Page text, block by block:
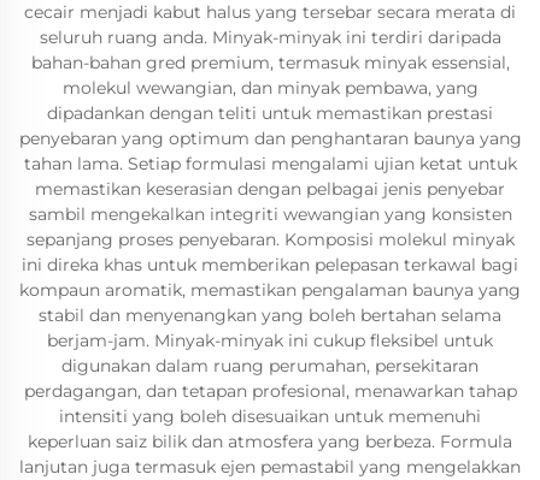
cecair menjadi kabut halus yang tersebar secara merata di
seluruh ruang anda. Minyak-minyak ini terdiri daripada
bahan-bahan gred premium, termasuk minyak essensial,
molekul wewangian, dan minyak pembawa, yang
dipadankan dengan teliti untuk memastikan prestasi
penyebaran yang optimum dan penghantaran baunya yang
tahan lama. Setiap formulasi mengalami ujian ketat untuk
memastikan keserasian dengan pelbagai jenis penyebar
sambil mengekalkan integriti wewangian yang konsisten
sepanjang proses penyebaran. Komposisi molekul minyak
ini direka khas untuk memberikan pelepasan terkawal bagi
kompaun aromatik, memastikan pengalaman baunya yang
stabil dan menyenangkan yang boleh bertahan selama
berjam-jam. Minyak-minyak ini cukup fleksibel untuk
digunakan dalam ruang perumahan, persekitaran
perdagangan, dan tetapan profesional, menawarkan tahap
intensiti yang boleh disesuaikan untuk memenuhi
keperluan saiz bilik dan atmosfera yang berbeza. Formula
lanjutan juga termasuk ejen pemastabil yang mengelakkan